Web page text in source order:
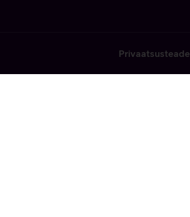
Privaatsusteade